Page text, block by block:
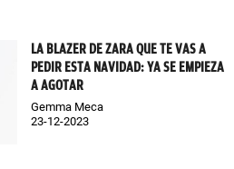
LA BLAZER DE ZARA QUE TE VAS A
PEDIR ESTA NAVIDAD: YA SE EMPIEZA
A AGOTAR
Gemma Meca
23-12-2023